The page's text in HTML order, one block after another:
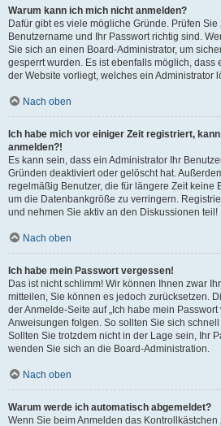
Warum kann ich mich nicht anmelden?
Dafür gibt es viele mögliche Gründe. Prüfen Sie
Benutzername und Ihr Passwort richtig sind.
Sie sich an einen Board-Administrator, um
gesperrt wurden. Es ist ebenfalls möglich, dass
der Website vorliegt, welches ein Administrator
Nach oben
Ich habe mich vor einiger Zeit registriert,
anmelden?!
Es kann sein, dass ein Administrator Ihr
Gründen deaktiviert oder gelöscht hat.
regelmäßig Benutzer, die für längere Zeit keine
um die Datenbankgröße zu verringern.
und nehmen Sie aktiv an den Diskussionen teil!
Nach oben
Ich habe mein Passwort vergessen!
Das ist nicht schlimm! Wir können Ihnen zwar
mitteilen, Sie können es jedoch zurücksetzen.
der Anmelde-Seite auf „Ich habe mein
Anweisungen folgen. So sollten Sie sich
Sollten Sie trotzdem nicht in der Lage sein, Ihr
wenden Sie sich an die Board-Administration.
Nach oben
Warum werde ich automatisch abgemeldet?
Wenn Sie beim Anmelden das Kontrollkästchen